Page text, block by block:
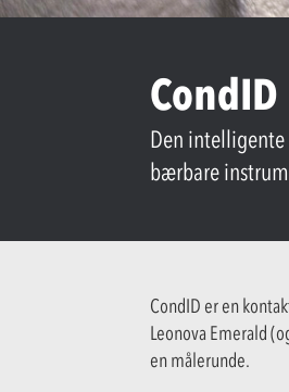
CondID
Den
bærbare
CondID er en
Leonova Emerald
en målerunde.